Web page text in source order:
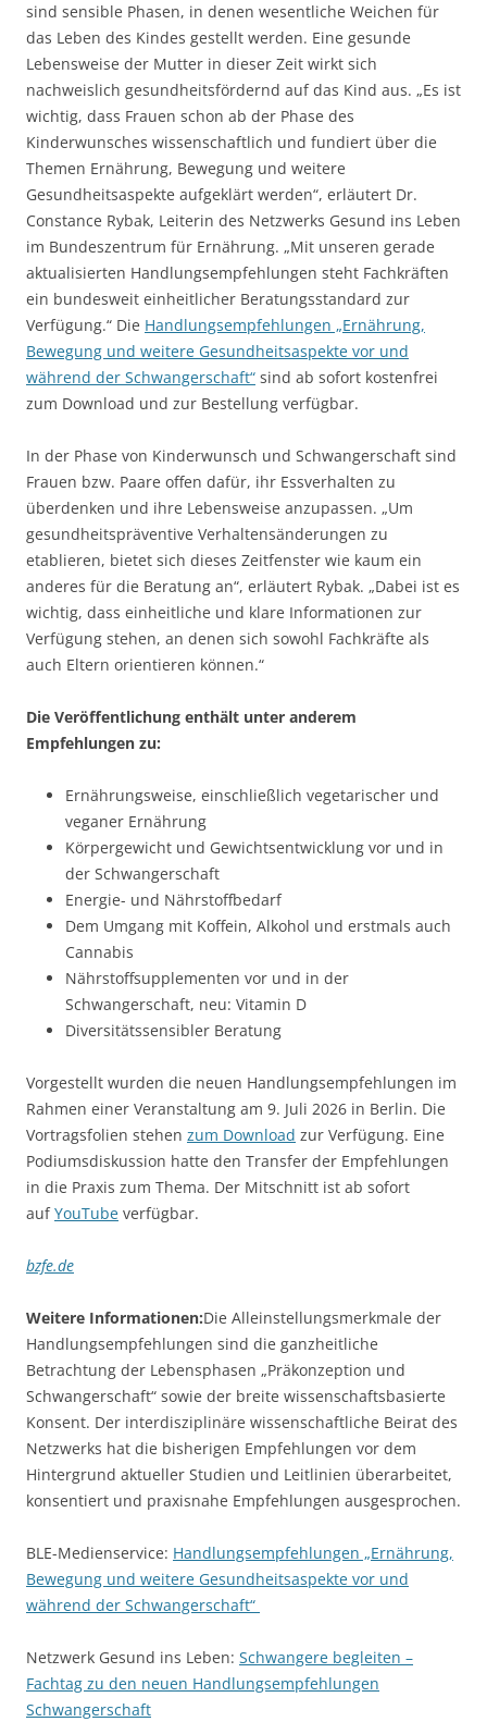
sind sensible Phasen, in denen wesentliche Weichen für
das Leben des Kindes gestellt werden. Eine gesunde
Lebensweise der Mutter in dieser Zeit wirkt sich
nachweislich gesundheitsfördernd auf das Kind aus. „Es ist
wichtig, dass Frauen schon ab der Phase des
Kinderwunsches wissenschaftlich und fundiert über die
Themen Ernährung, Bewegung und weitere
Gesundheitsaspekte aufgeklärt werden“, erläutert Dr.
Constance Rybak, Leiterin des Netzwerks Gesund ins Leben
im Bundeszentrum für Ernährung. „Mit unseren gerade
aktualisierten Handlungsempfehlungen steht Fachkräften
ein bundesweit einheitlicher Beratungsstandard zur
Verfügung.“ Die Handlungsempfehlungen „Ernährung,
Bewegung und weitere Gesundheitsaspekte vor und
während der Schwangerschaft“ sind ab sofort kostenfrei
zum Download und zur Bestellung verfügbar.
In der Phase von Kinderwunsch und Schwangerschaft sind
Frauen bzw. Paare offen dafür, ihr Essverhalten zu
überdenken und ihre Lebensweise anzupassen. „Um
gesundheitspräventive Verhaltensänderungen zu
etablieren, bietet sich dieses Zeitfenster wie kaum ein
anderes für die Beratung an“, erläutert Rybak. „Dabei ist es
wichtig, dass einheitliche und klare Informationen zur
Verfügung stehen, an denen sich sowohl Fachkräfte als
auch Eltern orientieren können.“
Die Veröffentlichung enthält unter anderem
Empfehlungen zu:
Ernährungsweise, einschließlich vegetarischer und
veganer Ernährung
Körpergewicht und Gewichtsentwicklung vor und in
der Schwangerschaft
Energie- und Nährstoffbedarf
Dem Umgang mit Koffein, Alkohol und erstmals auch
Cannabis
Nährstoffsupplementen vor und in der
Schwangerschaft, neu: Vitamin D
Diversitätssensibler Beratung
Vorgestellt wurden die neuen Handlungsempfehlungen im
Rahmen einer Veranstaltung am 9. Juli 2026 in Berlin. Die
Vortragsfolien stehen zum Download zur Verfügung. Eine
Podiumsdiskussion hatte den Transfer der Empfehlungen
in die Praxis zum Thema. Der Mitschnitt ist ab sofort
aufYouTube verfügbar.
bzfe.de
Weitere Informationen:Die Alleinstellungsmerkmale der
Handlungsempfehlungen sind die ganzheitliche
Betrachtung der Lebensphasen „Präkonzeption und
Schwangerschaft“ sowie der breite wissenschaftsbasierte
Konsent. Der interdisziplinäre wissenschaftliche Beirat des
Netzwerks hat die bisherigen Empfehlungen vor dem
Hintergrund aktueller Studien und Leitlinien überarbeitet,
konsentiert und praxisnahe Empfehlungen ausgesprochen.
BLE-Medienservice: Handlungsempfehlungen „Ernährung,
Bewegung und weitere Gesundheitsaspekte vor und
während der Schwangerschaft“
Netzwerk Gesund ins Leben: Schwangere begleiten –
Fachtag zu den neuen Handlungsempfehlungen
Schwangerschaft